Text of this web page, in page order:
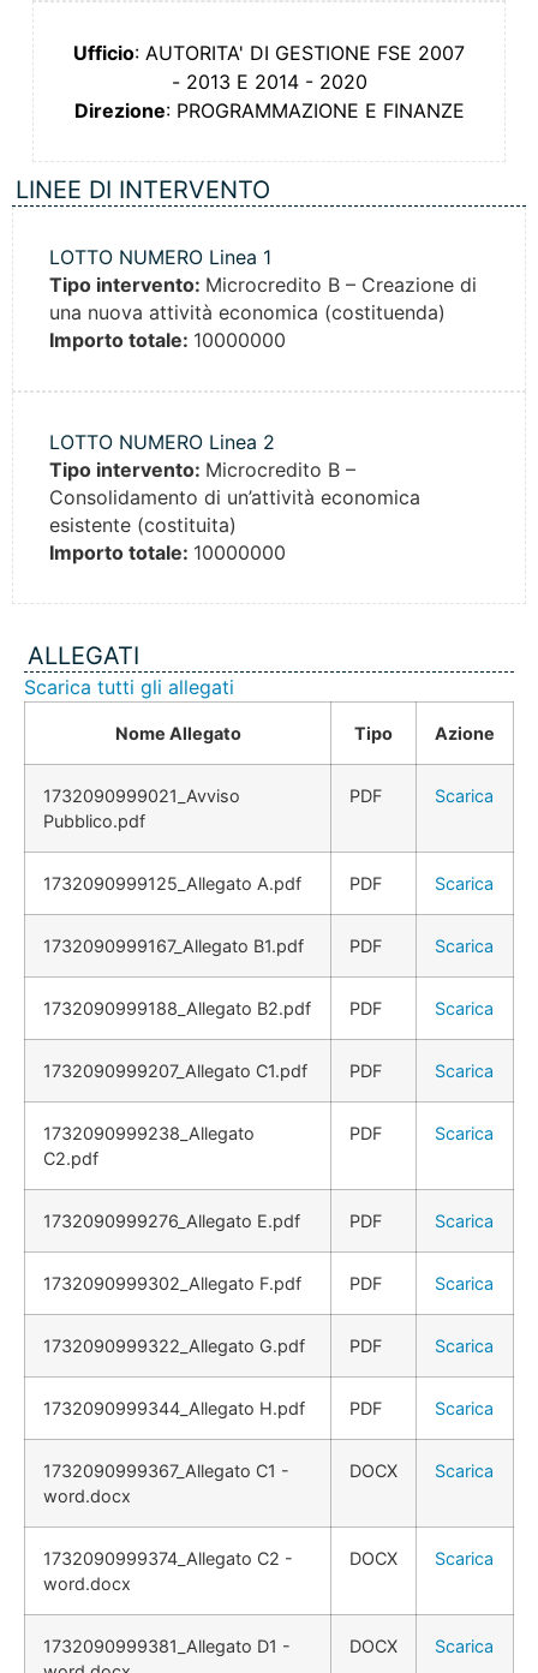
Ufficio: AUTORITA' DI GESTIONE FSE 2007
- 2013 E 2014 - 2020
Direzione: PROGRAMMAZIONE E FINANZE
LINEE DI INTERVENTO
LOTTO NUMERO Linea 1
Tipo intervento: Microcredito B – Creazione di
una nuova attività economica (costituenda)
Importo totale: 10000000
LOTTO NUMERO Linea 2
Tipo intervento: Microcredito B –
Consolidamento di un’attività economica
esistente (costituita)
Importo totale: 10000000
ALLEGATI
Scarica tutti gli allegati
Nome Allegato Tipo Azione
1732090999021_Avviso
Pubblico.pdf
PDF Scarica
1732090999125_Allegato A.pdf PDF Scarica
1732090999167_Allegato B1.pdf PDF Scarica
1732090999188_Allegato B2.pdf PDF Scarica
1732090999207_Allegato C1.pdf PDF Scarica
1732090999238_Allegato
C2.pdf
PDF Scarica
1732090999276_Allegato E.pdf PDF Scarica
1732090999302_Allegato F.pdf PDF Scarica
1732090999322_Allegato G.pdf PDF Scarica
1732090999344_Allegato H.pdf PDF Scarica
1732090999367_Allegato C1 -
word.docx
DOCX Scarica
1732090999374_Allegato C2 -
word.docx
DOCX Scarica
1732090999381_Allegato D1 -
DOCX Scarica